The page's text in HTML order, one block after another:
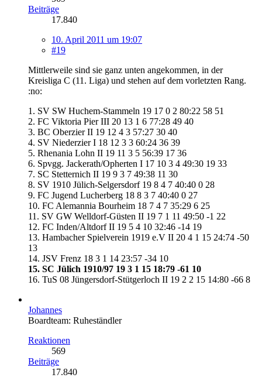
Beiträge
17.840
10. April 2011 um 19:07
#19
Mittlerweile sind sie ganz unten angekommen, in der
Kreisliga C (11. Liga) und stehen auf dem vorletzten Rang.
:no:
1. SV SW Huchem-Stammeln 19 17 0 2 80:22 58 51
2. FC Viktoria Pier III 20 13 1 6 77:28 49 40
3. BC Oberzier II 19 12 4 3 57:27 30 40
4. SV Niederzier I 18 12 3 3 60:24 36 39
5. Rhenania Lohn II 19 11 3 5 56:39 17 36
6. Spvgg. Jackerath/Opherten I 17 10 3 4 49:30 19 33
7. SC Stetternich II 19 9 3 7 49:38 11 30
8. SV 1910 Jülich-Selgersdorf 19 8 4 7 40:40 0 28
9. FC Jugend Lucherberg 18 8 3 7 40:40 0 27
10. FC Alemannia Bourheim 18 7 4 7 35:29 6 25
11. SV GW Welldorf-Güsten II 19 7 1 11 49:50 -1 22
12. FC Inden/Altdorf II 19 5 4 10 32:46 -14 19
13. Hambacher Spielverein 1919 e.V II 20 4 1 15 24:74 -50
13
14. JSV Frenz 18 3 1 14 23:57 -34 10
15. SC Jülich 1910/97 19 3 1 15 18:79 -61 10
16. TuS 08 Jüngersdorf-Stütgerloch II 19 2 2 15 14:80 -66 8
Johannes
Boardteam: Ruheständler
Reaktionen
569
Beiträge
17.840